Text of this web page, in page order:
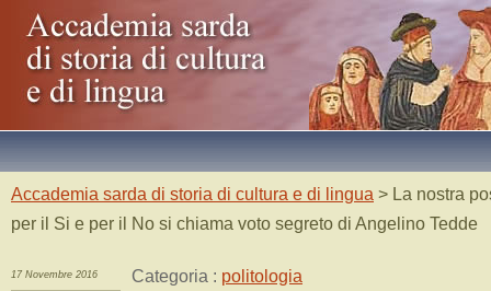
Accademia sarda di storia di cultura e di lingua > La nostra
per il Si e per il No si chiama voto segreto di Angelino Tedde
17 Novembre 2016 Categoria : politologia